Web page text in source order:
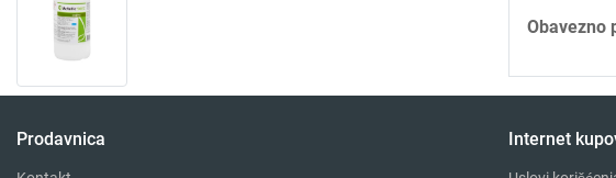
Obavezno
Prodavnica Internet